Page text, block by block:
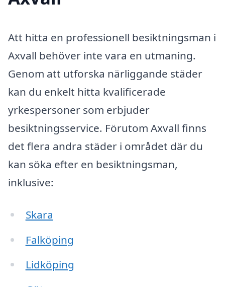
Att hitta en professionell besiktningsman i
Axvall behöver inte vara en utmaning.
Genom att utforska närliggande städer
kan du enkelt hitta kvalificerade
yrkespersoner som erbjuder
besiktningsservice. Förutom Axvall finns
det flera andra städer i området där du
kan söka efter en besiktningsman,
inklusive:
Skara
Falköping
Lidköping